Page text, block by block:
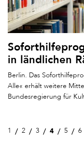
in ländlichen
Berlin. Das
Alle« erhält weitere
Bundesregierung für
1 2 3 4 5 6